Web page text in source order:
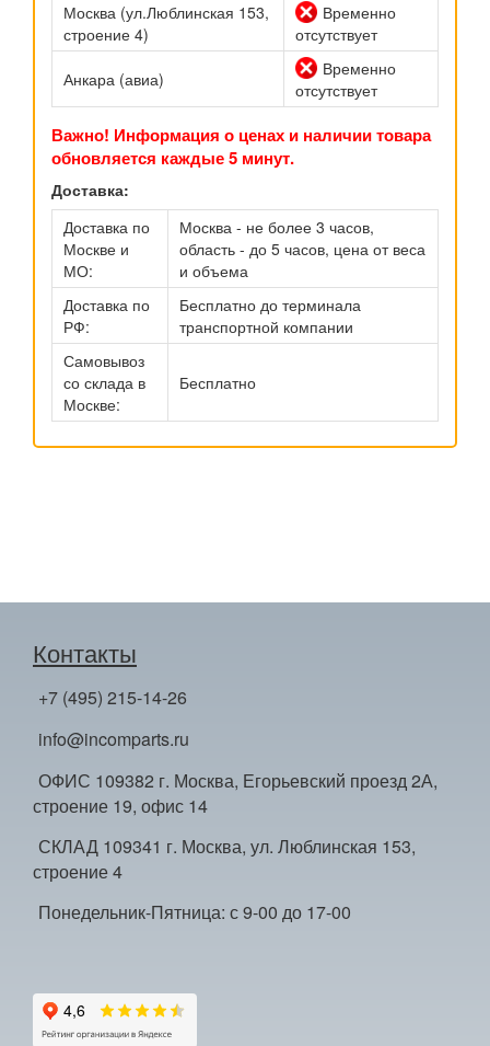
Москва (ул.Люблинская 153,
строение 4)
Временно
отсутствует
Анкара (авиа)
Временно
отсутствует
Важно! Информация о ценах и наличии товара
обновляется каждые 5 минут.
Доставка:
Доставка по
Москве и
МО:
Москва - не более 3 часов,
область - до 5 часов, цена от веса
и объема
Доставка по
РФ:
Бесплатно до терминала
транспортной компании
Самовывоз
со склада в
Москве:
Бесплатно
Контакты
+7 (495) 215-14-26
info@incomparts.ru
ОФИС 109382 г. Москва, Егорьевский проезд 2А,
строение 19, офис 14
СКЛАД 109341 г. Москва, ул. Люблинская 153,
строение 4
Понедельник-Пятница: с 9-00 до 17-00